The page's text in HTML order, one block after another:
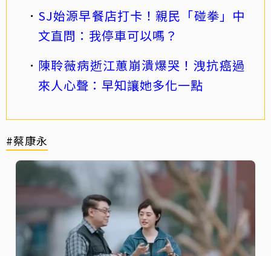
SJ始源早餐店打卡！親民「碰拳」中
文直問：我停車可以嗎？
陳聆薇病逝江蕙崩潰爆哭！洩抗癌過
來人心聲：早知讓她多化一點
#蔡康永